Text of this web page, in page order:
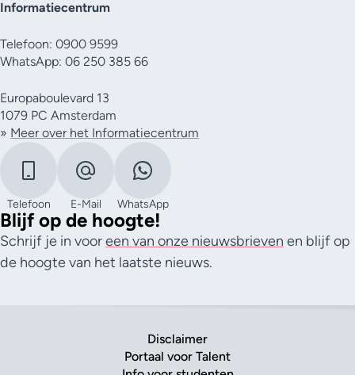
Informatiecentrum
Telefoon: 0900 9599
WhatsApp: 06 250 385 66
Europaboulevard 13
1079 PC Amsterdam
» Meer over het Informatiecentrum
Telefoon E-Mail WhatsApp
Blijf op de hoogte!
Schrijf je in vooreen van onze nieuwsbrieven en blijf op
de hoogte van het laatste nieuws.
Disclaimer
Portaal voor Talent